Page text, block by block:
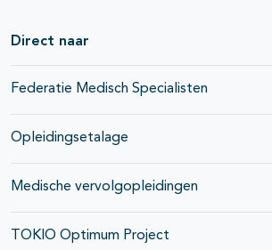
Direct naar
Federatie Medisch Specialisten
Opleidingsetalage
Medische vervolgopleidingen
TOKIO Optimum Project